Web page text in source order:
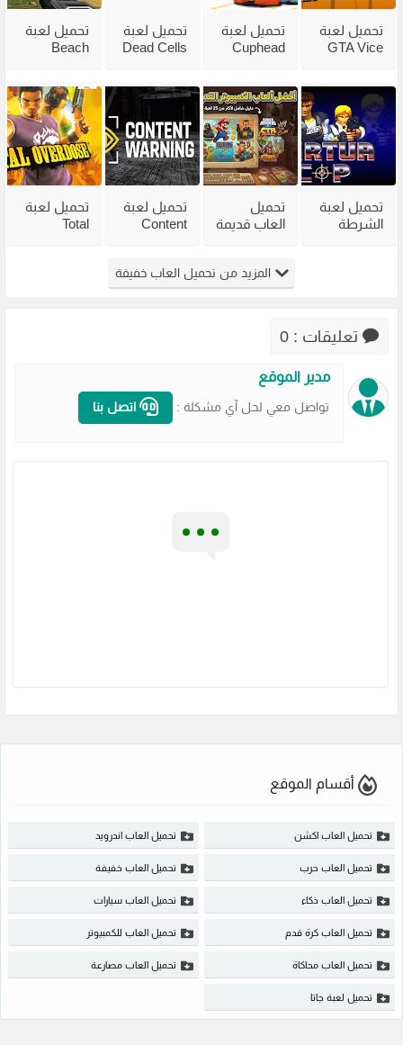
تحميل لعبة
GTA Vice
مضغوطة
من ميديا
فاير
تحميل لعبة
Cuphead
فاير بحجم
صغير
تحميل لعبة
Dead Cells
الاضافات
تحميل لعبة
Beach
من ميديا
فاير
تحميل لعبة
الشرطة
تحميل
العاب قديمة
الضعيفة
برابط مباشر
تحميل لعبة
Content
من ميديا
فاير
تحميل لعبة
Total
مضغوطة
المزيد من تحميل العاب خفيفة
تعليقات : 0
مدير الموقع
تواصل معي لحل آي مشكلة : اتصل بنا
أقسام الموقع
تحميل العاب اكشن تحميل العاب اندرويد
تحميل العاب حرب تحميل العاب خفيفة
تحميل العاب ذكاء تحميل العاب سيارات
تحميل العاب كرة قدم تحميل العاب للكمبيوتر
تحميل العاب محاكاة تحميل العاب مصارعة
تحميل لعبة جاتا